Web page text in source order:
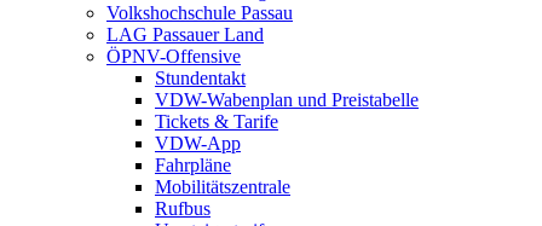
Volkshochschule Passau
LAG Passauer Land
ÖPNV-Offensive
Stundentakt
VDW-Wabenplan und Preistabelle
Tickets & Tarife
VDW-App
Fahrpläne
Mobilitätszentrale
Rufbus